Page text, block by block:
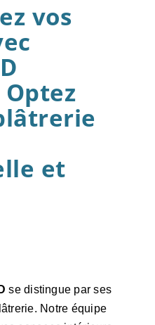
vos
Optez
et
se distingue par ses
Notre équipe